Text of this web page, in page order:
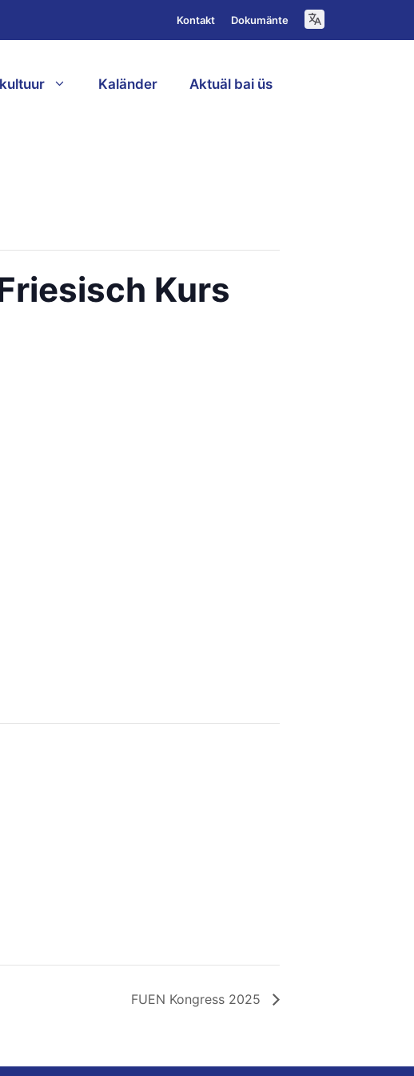
Kontakt Dokumänte
Kaländer Aktuäl bai üs
Kurs
FUEN Kongress 2025